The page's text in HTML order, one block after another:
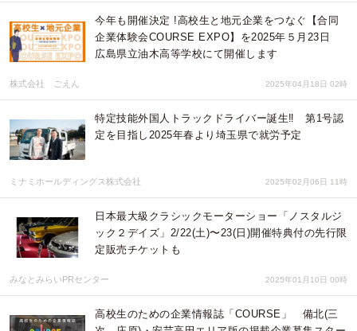
今年も開催決定 !高校生と地元企業をつなぐ【合同
企業体験会COURSE EXPO】を2025年５月23日
広島県立油木高等学校にて開催します
株式会社 ごえん 2025年04月18日 02時
特定技能外国人トラックドライバー誕生‼ 第1号認
定を目指し2025年春より埼玉県で就労予定
ミナミホールディングス株式会社 2025年02月06日 11時
日本最大級クラシックモーターショー「ノスタルジ
ック２デイズ」2/22(土)〜23(日)開催特典付の先行限
定販売チケットも
みなとみらいPRセンター 2025年01月10日 00時
高校生のための企業情報誌「COURSE」 備北(三